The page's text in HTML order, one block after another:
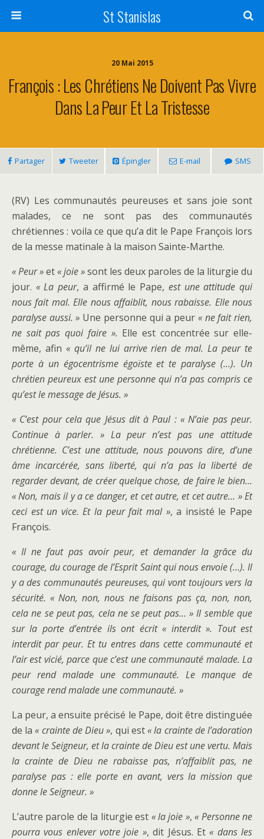
St Stanislas
20 Mai 2015
François : Les Chrétiens Ne Doivent Pas Vivre
Dans La Peur Et La Tristesse
Partager Tweeter Épingler E-mail SMS
(RV) Les communautés peureuses et sans joie sont
malades, ce ne sont pas des communautés
chrétiennes : voila ce que qu’a dit le Pape François lors
de la messe matinale à la maison Sainte-Marthe.
« Peur »et« joie »sont les deux paroles de la liturgie du
jour. « La peur, a affirmé le Pape, est une attitude qui
nous fait mal. Elle nous affaiblit, nous rabaisse. Elle nous
paralyse aussi. » Une personne qui a peur « ne fait rien,
ne sait pas quoi faire ». Elle est concentrée sur elle-
même, afin « qu’il ne lui arrive rien de mal. La peur te
porte à un égocentrisme égoïste et te paralyse (…). Un
chrétien peureux est une personne qui n’a pas compris ce
qu’est le message de Jésus. »
« C’est pour cela que Jésus dit à Paul : « N’aie pas peur.
Continue à parler. » La peur n’est pas une attitude
chrétienne. C’est une attitude, nous pouvons dire, d’une
âme incarcérée, sans liberté, qui n’a pas la liberté de
regarder devant, de créer quelque chose, de faire le bien…
« Non, mais il y a ce danger, et cet autre, et cet autre… » Et
ceci est un vice. Et la peur fait mal », a insisté le Pape
François.
« Il ne faut pas avoir peur, et demander la grâce du
courage, du courage de l’Esprit Saint qui nous envoie (…). Il
y a des communautés peureuses, qui vont toujours vers la
sécurité. « Non, non, nous ne faisons pas ça, non, non,
cela ne se peut pas, cela ne se peut pas… » Il semble que
sur la porte d’entrée ils ont écrit « interdit ». Tout est
interdit par peur. Et tu entres dans cette communauté et
l’air est vicié, parce que c’est une communauté malade. La
peur rend malade une communauté. Le manque de
courage rend malade une communauté. »
La peur, a ensuite précisé le Pape, doit être distinguée
de la« crainte de Dieu », qui est« la crainte de l’adoration
devant le Seigneur, et la crainte de Dieu est une vertu. Mais
la crainte de Dieu ne rabaisse pas, n’affaiblit pas, ne
paralyse pas : elle porte en avant, vers la mission que
donne le Seigneur. »
L’autre parole de la liturgie est « la joie », « Personne ne
pourra vous enlever votre joie », dit Jésus. Et« dans les